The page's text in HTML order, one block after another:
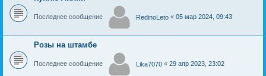
Последнее сообщение RedinoLeto « 05 мар 2024, 09:43
Розы на штамбе
Последнее сообщение Lika7070 « 29 апр 2023, 23:02